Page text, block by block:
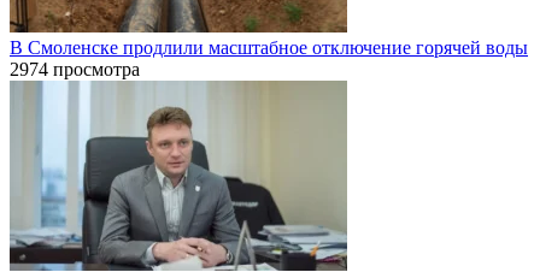
В Смоленске продлили масштабное отключение горячей воды
2974 просмотра